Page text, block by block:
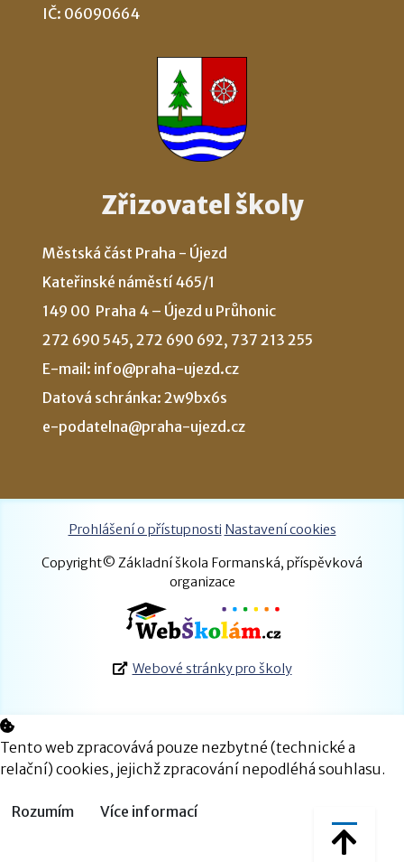
IČ: 06090664
Zřizovatel školy
Městská část Praha - Újezd
Kateřinské náměstí 465/1
149 00 Praha 4 – Újezd u Průhonic
272 690 545, 272 690 692, 737 213 255
E-mail: info@praha-ujezd.cz
Datová schránka: 2w9bx6s
e-podatelna@praha-ujezd.cz
Prohlášení o přístupnosti Nastavení cookies
Copyright© Základní škola Formanská, příspěvková
organizace
Webové stránky pro školy
Tento web zpracovává pouze nezbytné (technické a
relační) cookies, jejichž zpracování nepodléhá souhlasu.
Rozumím Více informací